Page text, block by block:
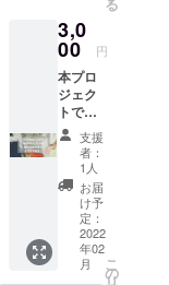
が育英
会に提
供のう
え、あ
しなが
育英会
より
「年間
活動報
告書」
と「寄
付金受
領証明
書」を
発送い
の奨学
金とし
て、全
額を一
般財団
法人あ
しなが
育英会
に寄付
し、大
切に使
用させ
ていた
だきま
す。 ご
3,0
00 円
本プロ
ジェク
トでい
ただき
ました
ご支援
は、病
気や災
害・自
死で親
を亡く
したり
支援
者：
1人
お届
け予
定：
2022
年02
月
こ
の